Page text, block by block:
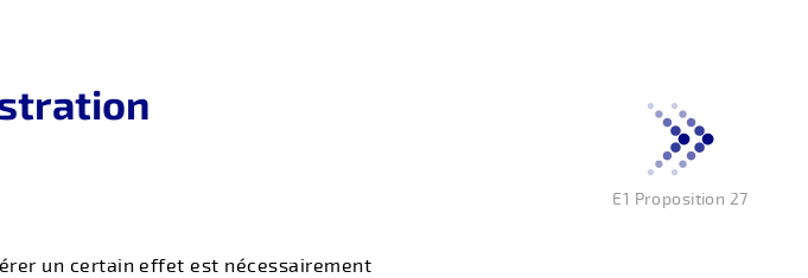
E1 Proposition 27
un certain effet est nécessairement